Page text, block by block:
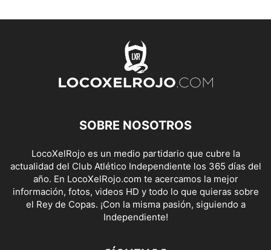
SOBRE NOSOTROS
LocoXelRojo es un medio partidario que cubre la
actualidad del Club Atlético Independiente los 365 días del
año. En LocoXelRojo.com te acercamos la mejor
información, fotos, videos HD y todo lo que quieras sobre
el Rey de Copas. ¡Con la misma pasión, siguiendo a
Independiente!